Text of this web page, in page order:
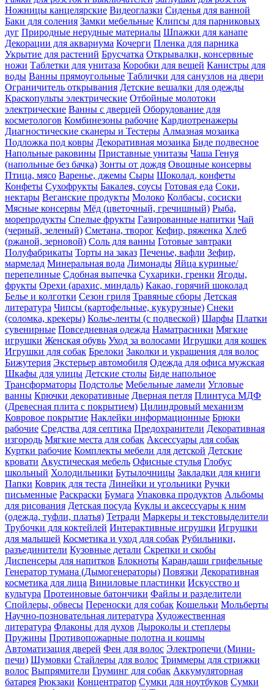
Ножницы канцелярские Видеоглазки Сиденья для ванной
Баки для соления Замки мебельные Клипсы для парниковых
дуг Природные нерудные материалы Шпажки для канапе
Декорации для аквариума Кочерги Пленка для парника
Укрытие для растений Брусчатка Открывалки, консервные
ножи Таблетки для унитаза Коробки для вещей Канистры для
воды Ванны прямоугольные Таблички для санузлов на двери
Ограничитель открывания Детские вешалки для одежды
Краскопульты электрические Отбойные молотоки
электрические Ванны с дверцей Оборудование для
косметологов Комбинезоны рабочие Кардиотренажеры
Диагностические сканеры и Тестеры Алмазная мозаика
Подложка под ковры Декоративная мозаика Биде подвесное
Напольные раковины Приставные унитазы Чаша Генуя
(напольные без бачка) Зонты от дождя Овощные консервы
Птица, мясо Варенье, джемы Сыры Шоколад, конфеты
Конфеты Сухофрукты Бакалея, соусы Готовая еда Соки,
нектары Веганские продукты Молоко Колбасы, сосиски
Мясные консервы Мёд (цветочный, гречишный) Рыба,
морепродукты Спелые фрукты Газированные напитки Чай
(черный, зеленый) Сметана, творог Кефир, ряженка Хлеб
(ржаной, зерновой) Соль для ванны Готовые завтраки
Полуфабрикаты Торты на заказ Печенье, вафли Зефир,
мармелад Минеральная вода Лимонады Яйца куриные/
перепелиные Сдобная выпечка Сухарики, гренки Ягоды,
фрукты Орехи (арахис, миндаль) Какао, горячий шоколад
Белье и колготки Сезон гриля Травяные сборы Детская
литература Чипсы (картофельные, кукурузные) Снеки
(соломка, крекеры) Колье-ленты (с подвеской) Шарфы Платки
сувенирные Повседневная одежда Наматрасники Мягкие
игрушки Женская обувь Уход за волосами Игрушки для кошек
Игрушки для собак Брелоки Заколки и украшения для волос
Бижутерия Экстерьер автомобиля Одежда для офиса мужская
Шкафы для улицы Детские столы Биде напольное
Трансформаторы Подстолье Мебельные ламели Угловые
ванны Крючки декоративные Дверная петля Плинтуса МДФ
(Древесная плита с покрытием) Цилиндровый механизм
Ковровое покрытие Наклейки информационные Брюки
рабочие Средства для септика Предохранители Декоративная
изгородь Мягкие места для собак Аксессуары для собак
Куртки рабочие Комплекты мебели для детской Детские
кровати Акустическая мебель Офисные стулья Глобус
школьный Холодильники Бутылочницы Закладки для книги
Папки Коврик для теста Линейки и угольники Ручки
письменные Раскраски Бумага Упаковка продуктов Альбомы
для рисования Детская посуда Куклы и аксессуары к ним
(одежда, туфли, платья) Тетради Маркеры и текстовыделители
Трубочки для коктейлей Интерактивные игрушки Игрушки
для малышей Косметика и уход для собак Рубильники,
разъединители Кузовные детали Скрепки и скобы
Диспенсеры для напитков Блокноты Карандаши грифельные
Генератор тумана (Дымогенераторы) Повязки Декоративная
косметика для лица Виниловые пластинки Искусство и
культура Протеиновые батончики Файлы и разделители
Спойлеры, обвесы Переноски для собак Кошельки Мольберты
Научно-позновательная литература Художественная
литература Флаконы для духов Дыроколы и степлеры
Пружины Противопожарные полотна и кошмы
Автоматизация дверей Фен для волос Электропечи (Мини-
печи) Шумовки Стайлеры для волос Триммеры для стрижки
волос Выпрямители Груминг для собак Аккумуляторная
батарея Рюкзаки Концентратор Сумки для ноутбуков Сумки